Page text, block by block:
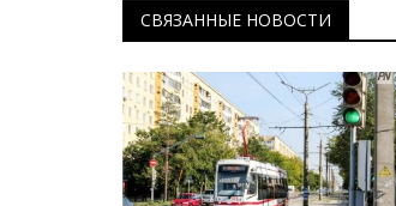
СВЯЗАННЫЕ НОВОСТИ